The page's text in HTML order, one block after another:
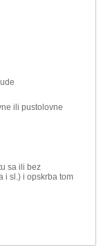
ili pustolovne
sa ili bez
i sl.) i opskrba tom